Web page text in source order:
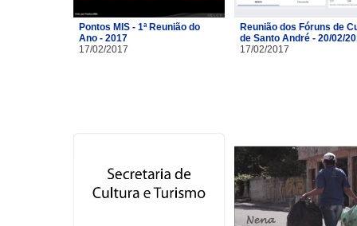
Pontos MIS - 1ª Reunião do
Ano - 2017
17/02/2017
Reunião dos Fóruns de
de Santo André - 20/02/
17/02/2017